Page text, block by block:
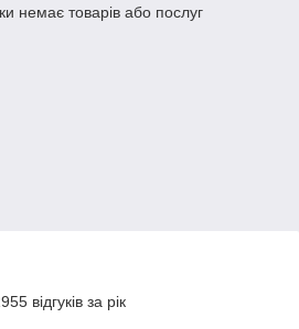
немає товарів або послуг
відгуків за рік